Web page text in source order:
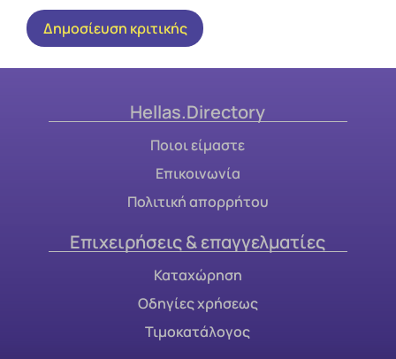
Hellas.Directory
Ποιοι είμαστε
Επικοινωνία
Πολιτική απορρήτου
Επιχειρήσεις & επαγγελματίες
Καταχώρηση
Οδηγίες χρήσεως
Τιμοκατάλογος